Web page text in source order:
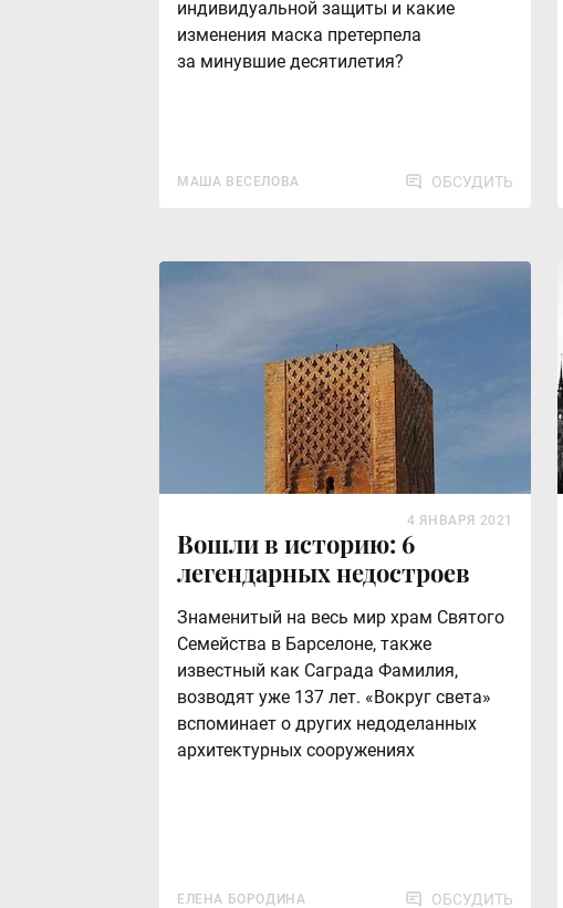
индивидуальной защиты и какие
изменения маска претерпела
за минувшие десятилетия?
МАША ВЕСЕЛОВА ОБСУДИТЬ
Вошли в историю: 6
легендарных недостроев
Знаменитый на весь мир храм Святого
Семейства в Барселоне, также
известный как Саграда Фамилия,
возводят уже 137 лет. «Вокруг света»
вспоминает о других недоделанных
архитектурных сооружениях
ЕЛЕНА БОРОДИНА
4 ЯНВАРЯ 2021
ОБСУДИТЬ